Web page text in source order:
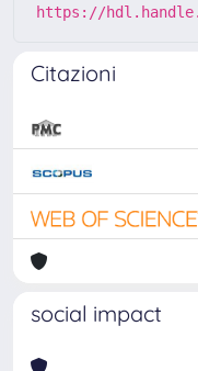
https://
Citazioni
social impact